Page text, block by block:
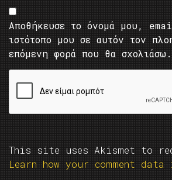
Αποθήκευσε το όνομά μου,
ιστότοπο μου σε αυτόν τον
επόμενη φορά που θα σχολιάσω.
This site uses Akismet to
Learn how your comment